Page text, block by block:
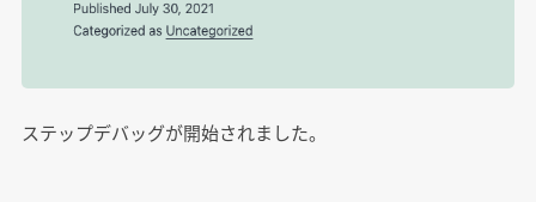
ステップデバッグが開始されました。